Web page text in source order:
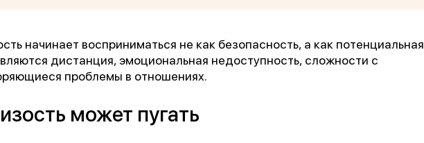
начинает восприниматься не как безопасность, а как потенциальная
дистанция, эмоциональная недоступность, сложности с
проблемы в отношениях.
может пугать